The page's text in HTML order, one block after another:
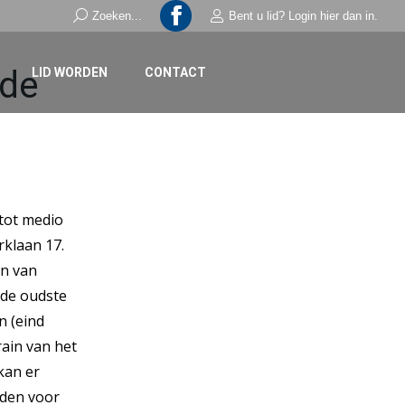
Search:Zoeken...
Facebook
Bent u lid? Login hier dan in.
LID WORDEN CONTACT
medio
17.
van
oudste
(eind
van het
er
voor